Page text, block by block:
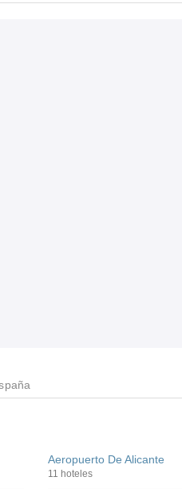
Aeropuerto De Alicante
11 hoteles